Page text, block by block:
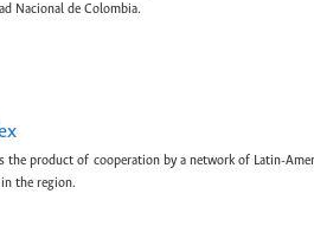
Nacional de Colombia.
the product of cooperation by a network of Latin-
the region.